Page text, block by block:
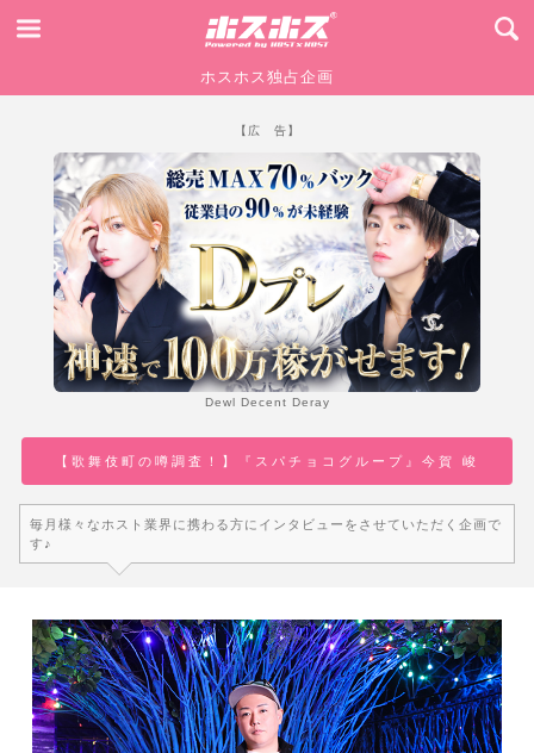
ホスホス独占企画
【広 告】
Dewl Decent Deray
【歌舞伎町の噂調査！】『スパチョコグループ』今賀 峻
毎月様々なホスト業界に携わる方にインタビューをさせていただく企画で
す♪